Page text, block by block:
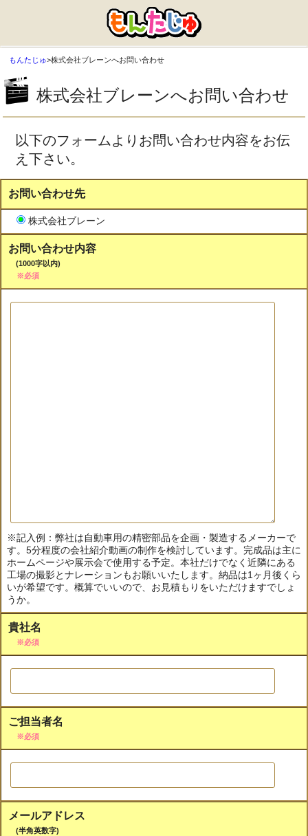
もんたじゅ>株式会社ブレーンへお問い合わせ
株式会社ブレーンへお問い合わせ
以下のフォームよりお問い合わせ内容をお伝
え下さい。
お問い合わせ先
株式会社ブレーン
お問い合わせ内容
(1000字以内)
※必須
※記入例：弊社は自動車用の精密部品を企画・製造するメーカーで
す。5分程度の会社紹介動画の制作を検討しています。完成品は主に
ホームページや展示会で使用する予定。本社だけでなく近隣にある
工場の撮影とナレーションもお願いいたします。納品は1ヶ月後くら
いが希望です。概算でいいので、お見積もりをいただけますでしょ
うか。
貴社名
※必須
ご担当者名
※必須
メールアドレス
(半角英数字)